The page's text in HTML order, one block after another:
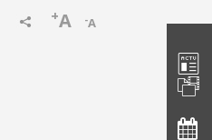
-A
+A